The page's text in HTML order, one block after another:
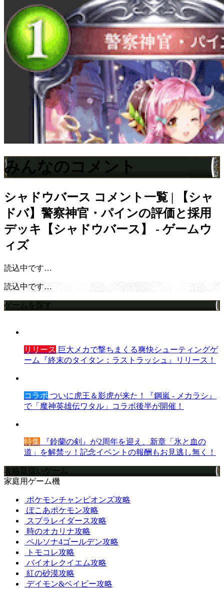
みんなのコメント
シャドウバース コメント一覧 | 【シャ
ドバ】警察神官・パインの評価と採用
デッキ【シャドウバース】 - ゲームウ
ィズ
読込中です…
読込中です…
ゲームを探す
リリース 巨大メカで撃ちまくる爽快シューティングゲ
ーム『終末のタイタン：ラストラッシュ』リリース！
コラボ ついに虎王＆影虎が来た！『鋼嵐 - メカラシ』
で「魔神英雄伝ワタル」コラボ後半が開催！
特集 『鈴蘭の剣』が2周年を迎え、新章「氷と血の
道」を解禁ッ！記念イベントの報酬もお見逃し無く！
攻略取扱いゲーム
家庭用ゲーム機
ポケモンチャンピオンズ攻略
ぽこあポケモン攻略
スプラレイダース攻略
時のオカリナ攻略
ペルソナ4ゴールデン攻略
トモコレ攻略
バイオレクイエム攻略
紅の砂漠攻略
デイモン&ベイビー攻略